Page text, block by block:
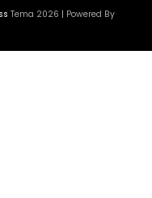
Tema 2026 | Powered By